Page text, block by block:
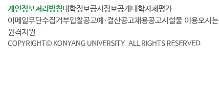
개인정보처리방침 대학정보공시 정보공개
대학자체평가
이메일무단수집거부
입찰공고 예·결산공고 채용공고 시설물 이용
오시
원격지원
COPYRIGHT© KONYANG UNIVERSITY. ALL RIGHTS RESERVED.